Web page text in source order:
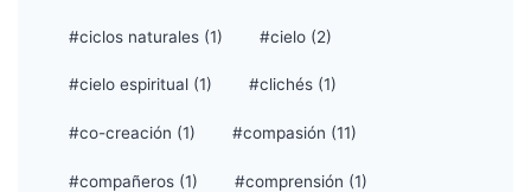
#ciclos naturales (1) #cielo (2)
#cielo espiritual (1) #clichés (1)
#co-creación (1) #compasión (11)
#compañeros (1) #comprensión (1)